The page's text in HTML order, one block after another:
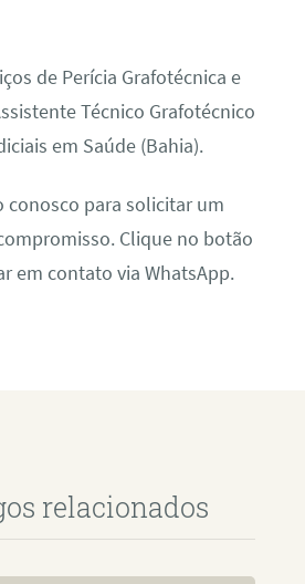
de Perícia Grafotécnica e
Técnico Grafotécnico
em Saúde (Bahia).
conosco para solicitar um
Clique no botão
em contato via WhatsApp.
relacionados